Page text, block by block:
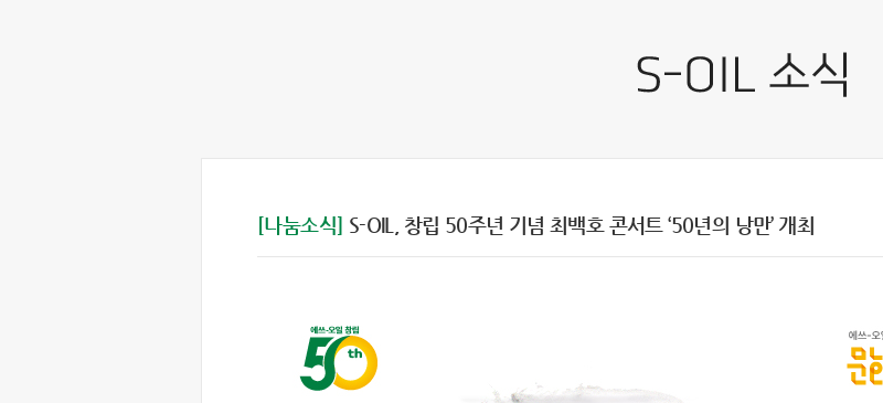
[나눔소식] S-OIL, 창립 50주년 기념 최백호 콘서트 ‘50년의 낭만’ 개최